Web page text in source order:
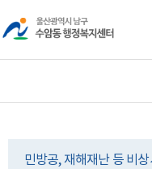
로
가
기
로
가
기
민방공, 재해재난 등 비